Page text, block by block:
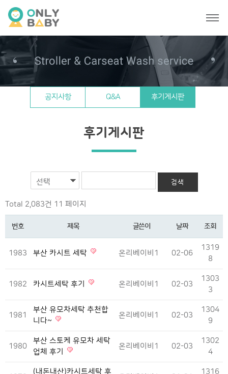
공지사항 Q&A 후기게시판
후기게시판
선택
Total 2,083건 11 페이지
번호 제목 글쓴이 날짜 조회
1983 부산 카시트 세탁 온리베이비1 02-06
1319
8
1982 카시트세탁 후기 온리베이비1 02-03
1303
3
1981
부산 유모차세탁 추천합
니다~
온리베이비1 02-03
1304
9
1980
부산 스토케 유모차 세탁
업체 후기
온리베이비1 02-03
1302
4
(내돈내산)카시트세탁 후
1316